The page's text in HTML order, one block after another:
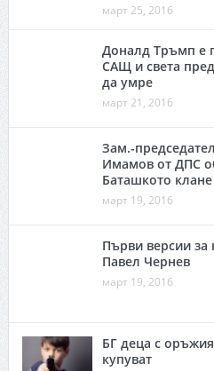
март 25, 2016
Доналд Тръмп е
САЩ и света
да умре
март 21, 2016
Зам.-
Имамов от ДПС
Баташкото клане
март 19, 2016
Първи версии за
Павел Чернев
март 19, 2016
БГ деца с
купуват